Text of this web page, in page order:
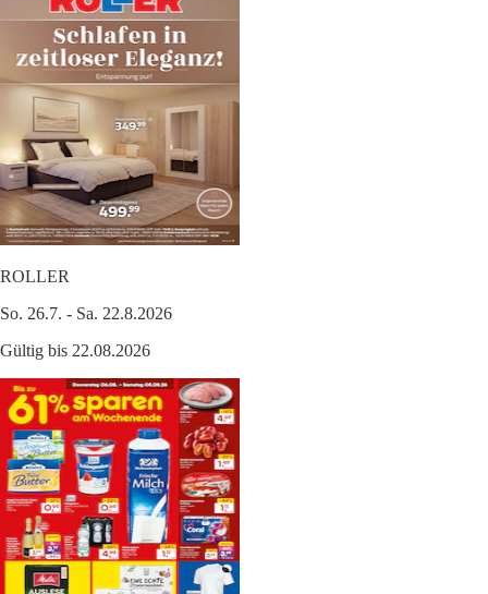
ROLLER
So. 26.7. - Sa. 22.8.2026
Gültig bis 22.08.2026